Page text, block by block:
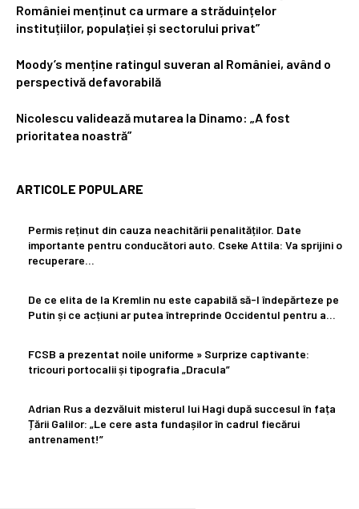
României menținut ca urmare a străduințelor
instituțiilor, populației și sectorului privat”
Moody’s menține ratingul suveran al României, având o
perspectivă defavorabilă
Nicolescu validează mutarea la Dinamo: „A fost
prioritatea noastră”
ARTICOLE POPULARE
Permis reținut din cauza neachitării penalităților. Date
importante pentru conducători auto. Cseke Attila: Va sprijini o
recuperare…
De ce elita de la Kremlin nu este capabilă să-l îndepărteze pe
Putin și ce acțiuni ar putea întreprinde Occidentul pentru a…
FCSB a prezentat noile uniforme » Surprize captivante:
tricouri portocalii și tipografia „Dracula”
Adrian Rus a dezvăluit misterul lui Hagi după succesul în fața
Țării Galilor: „Le cere asta fundașilor în cadrul fiecărui
antrenament!”